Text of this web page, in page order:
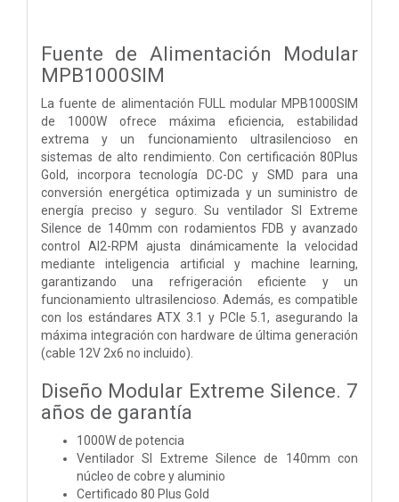
Fuente de Alimentación Modular
MPB1000SIM
La fuente de alimentación FULL modular MPB1000SIM
de 1000W ofrece máxima eficiencia, estabilidad
extrema y un funcionamiento ultrasilencioso en
sistemas de alto rendimiento. Con certificación 80Plus
Gold, incorpora tecnología DC-DC y SMD para una
conversión energética optimizada y un suministro de
energía preciso y seguro. Su ventilador SI Extreme
Silence de 140mm con rodamientos FDB y avanzado
control AI2-RPM ajusta dinámicamente la velocidad
mediante inteligencia artificial y machine learning,
garantizando una refrigeración eficiente y un
funcionamiento ultrasilencioso. Además, es compatible
con los estándares ATX 3.1 y PCIe 5.1, asegurando la
máxima integración con hardware de última generación
(cable 12V 2x6 no incluido).
Diseño Modular Extreme Silence. 7
años de garantía
1000W de potencia
Ventilador SI Extreme Silence de 140mm con
núcleo de cobre y aluminio
Certificado 80 Plus Gold